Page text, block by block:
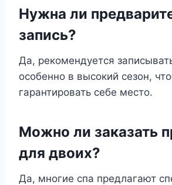
Нужна ли
запись?
Да, рекомендуется
особенно в высокий сезон,
гарантировать себе место.
Можно ли заказать
для двоих?
Да, многие спа предлагают